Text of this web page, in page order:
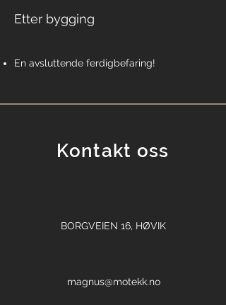
Etter bygging
En avsluttende ferdigbefaring!
Kontakt oss
BORGVEIEN 16, HØVIK
magnus@motekk.no